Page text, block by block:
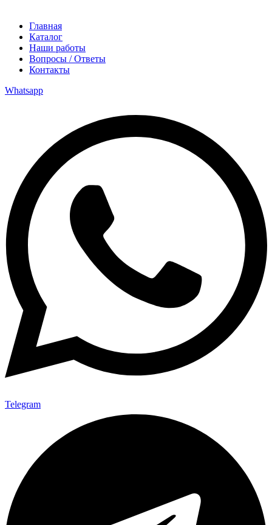
Главная
Каталог
Наши работы
Вопросы / Ответы
Контакты
Whatsapp
Telegram